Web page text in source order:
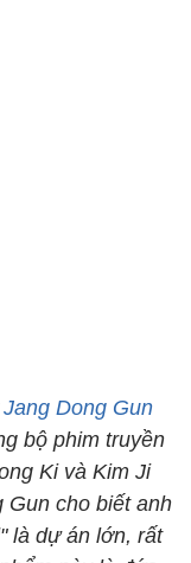
Jang Dong Gun
bộ phim truyền
Ki và Kim Ji
Gun cho biết anh
là dự án lớn, rất